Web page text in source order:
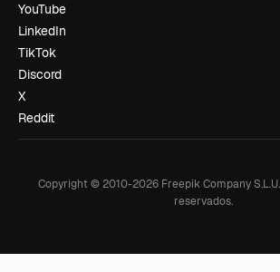
YouTube
LinkedIn
TikTok
Discord
X
Reddit
Copyright © 2010-2026Freepik Company S.L.U.
reservados.